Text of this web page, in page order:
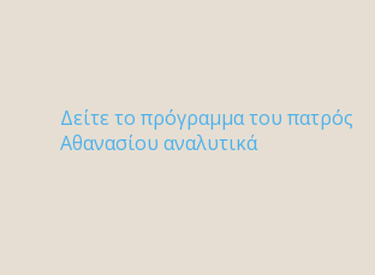
Δείτε το πρόγραμμα του πατρός
Αθανασίου αναλυτικά